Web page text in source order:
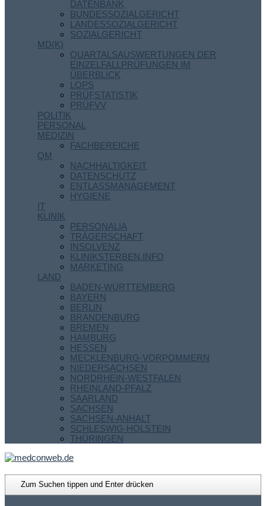
DATENBANK
BUNDESSOZIALGERICHT
LANDESSOZIALGERICHT
SOZIALGERICHT
MD(K)
QUARTALSAUSWERTUNGEN DER
EINZELFALLPRÜFUNGEN IM
ÜBERBLICK
LOPS
PRÜFSTATISTIK
PRÜFVV
POLITIK
PERSONAL
MEDIZIN
FACHBEREICHE
QM
NACHHALTIGKEIT
DATENSCHUTZ
ENTLASSMANAGEMENT
HYGIENE
IT
KLINIK
PERSONALIA
TRÄGERSCHAFT
INSOLVENZ
KLINIKSTERBEN.INFO
MARKETING
LAND
BADEN-WÜRTTEMBERG
BAYERN
BERLIN
BRANDENBURG
BREMEN
HAMBURG
HESSEN
MECKLENBURG-VORPOMMERN
NIEDERSACHSEN
NORDRHEIN-WESTFALEN
RHEINLAND-PFALZ
SAARLAND
SACHSEN
SACHSEN-ANHALT
SCHLESWIG-HOLSTEIN
THÜRINGEN